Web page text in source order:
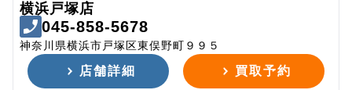
横浜戸塚店
045-858-5678
神奈川県横浜市戸塚区東俣野町９９５
店舗詳細 買取予約